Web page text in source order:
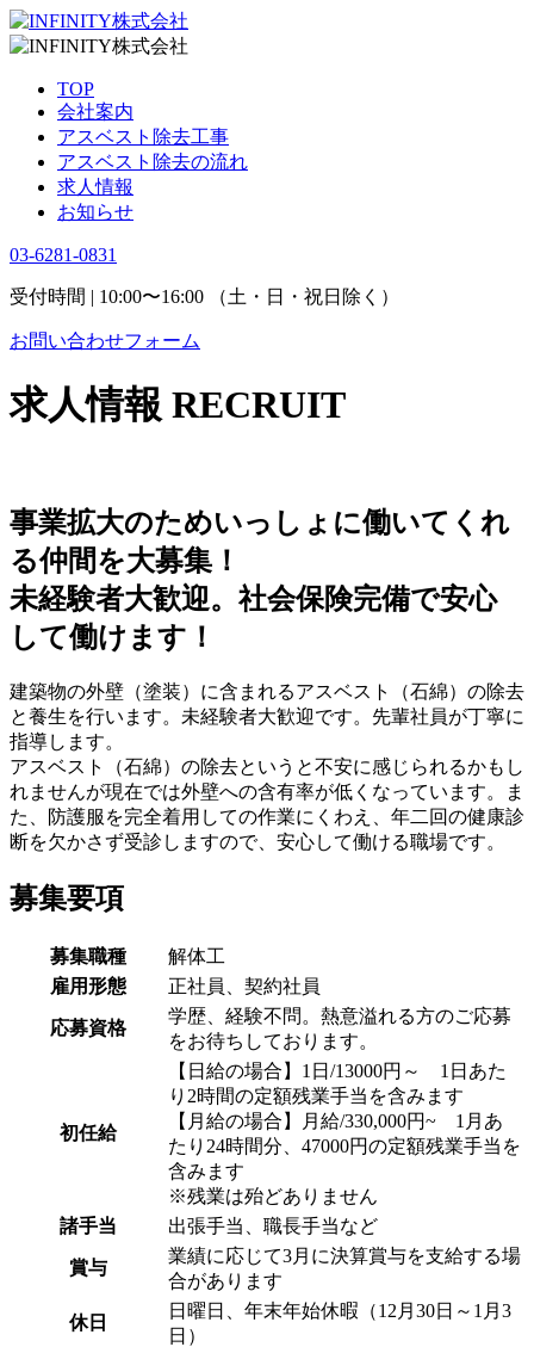
TOP
会社案内
アスベスト除去工事
アスベスト除去の流れ
求人情報
お知らせ
03-6281-0831
受付時間 | 10:00〜16:00 （土・日・祝日除く）
お問い合わせフォーム
求人情報 RECRUIT
事業拡大のためいっしょに働いてくれ
る仲間を大募集！
未経験者大歓迎。社会保険完備で安心
して働けます！
建築物の外壁（塗装）に含まれるアスベスト（石綿）の除去
と養生を行います。未経験者大歓迎です。先輩社員が丁寧に
指導します。
アスベスト（石綿）の除去というと不安に感じられるかもし
れませんが現在では外壁への含有率が低くなっています。ま
た、防護服を完全着用しての作業にくわえ、年二回の健康診
断を欠かさず受診しますので、安心して働ける職場です。
募集要項
募集職種
解体工
雇用形態
正社員、契約社員
応募資格
学歴、経験不問。熱意溢れる方のご応募
をお待ちしております。
初任給
【日給の場合】1日/13000円～ 1日あた
り2時間の定額残業手当を含みます
【月給の場合】月給/330,000円~ 1月あ
たり24時間分、47000円の定額残業手当を
含みます
※残業は殆どありません
諸手当
出張手当、職長手当など
賞与
業績に応じて3月に決算賞与を支給する場
合があります
休日
日曜日、年末年始休暇（12月30日～1月3
日）